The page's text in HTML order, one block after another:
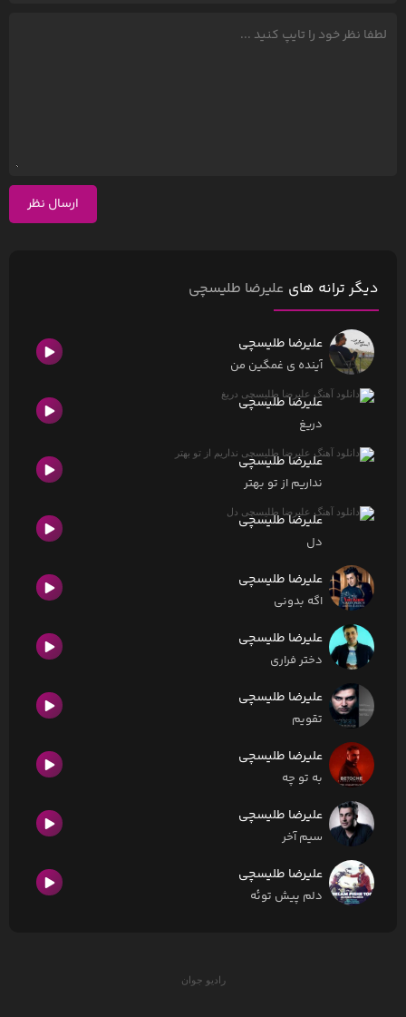
ارسال نظر
دیگر ترانه های علیرضا طلیسچی
علیرضا طلیسچی
آینده ی غمگین من
علیرضا طلیسچی
دریغ
علیرضا طلیسچی
نداریم از تو بهتر
علیرضا طلیسچی
دل
علیرضا طلیسچی
اگه بدونی
علیرضا طلیسچی
دختر فراری
علیرضا طلیسچی
تقویم
علیرضا طلیسچی
به تو چه
علیرضا طلیسچی
سیم آخر
علیرضا طلیسچی
دلم پیش توئه
رادیو جوان